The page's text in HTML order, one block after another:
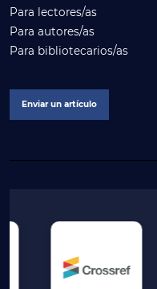
Para lectores/as
Para autores/as
Para bibliotecarios/as
Enviar un artículo